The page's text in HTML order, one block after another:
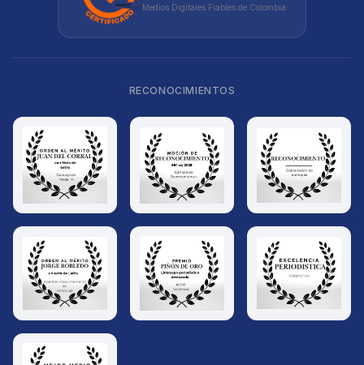
Medios Digitales Fiables de Colombia
RECONOCIMIENTOS